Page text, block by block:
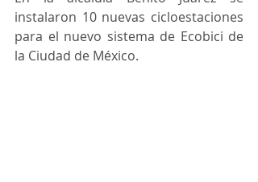
instalaron 10 nuevas cicloestaciones
para el nuevo sistema de Ecobici de
la Ciudad de México.